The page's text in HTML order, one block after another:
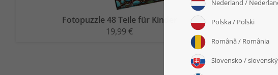
Fotopuzzle 48 Teile für Kinder
19,99 €